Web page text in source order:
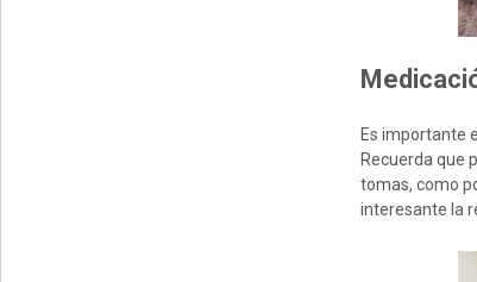
Es importante
Recuerda que
tomas, como
interesante la